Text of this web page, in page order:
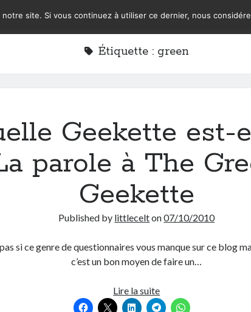
Étiquette : green
Geekette est-
parole à The
Geekette
Published by littlecelton07/10/2010
pas si ce genre de questionnaires vous manque sur ce blog
c’est un bon moyen de faire un…
Lire la suiteQuelle
Geekette
site. Si vous continuez à utiliser ce dernier, nous